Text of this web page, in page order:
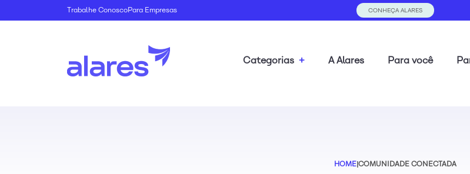
Trabalhe ConoscoPara Empresas CONHEÇA ALARES
Categorias + A Alares Para você
HOME|COMUNIDADE CONECTADA